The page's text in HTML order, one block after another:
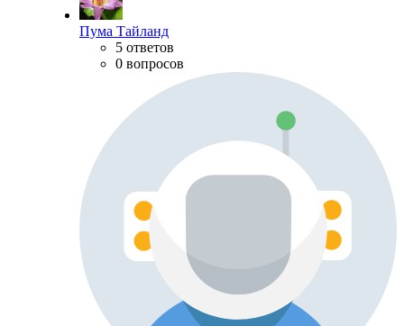
Пума Тайланд
5 ответов
0 вопросов